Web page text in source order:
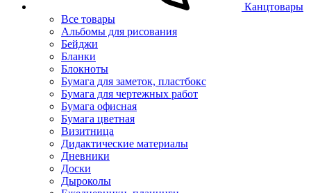
Канцтовары
Все товары
Альбомы для рисования
Бейджи
Бланки
Блокноты
Бумага для заметок, пластбокс
Бумага для чертежных работ
Бумага офисная
Бумага цветная
Визитница
Дидактические материалы
Дневники
Доски
Дыроколы